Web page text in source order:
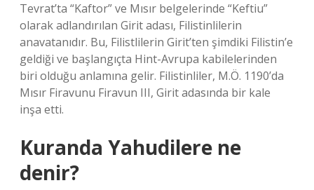
Tevrat’ta “Kaftor” ve Mısır belgelerinde “Keftiu”
olarak adlandırılan Girit adası, Filistinlilerin
anavatanıdır. Bu, Filistlilerin Girit’ten şimdiki Filistin’e
geldiği ve başlangıçta Hint-Avrupa kabilelerinden
biri olduğu anlamına gelir. Filistinliler, M.Ö. 1190’da
Mısır Firavunu Firavun III, Girit adasında bir kale
inşa etti.
Kuranda Yahudilere ne
denir?